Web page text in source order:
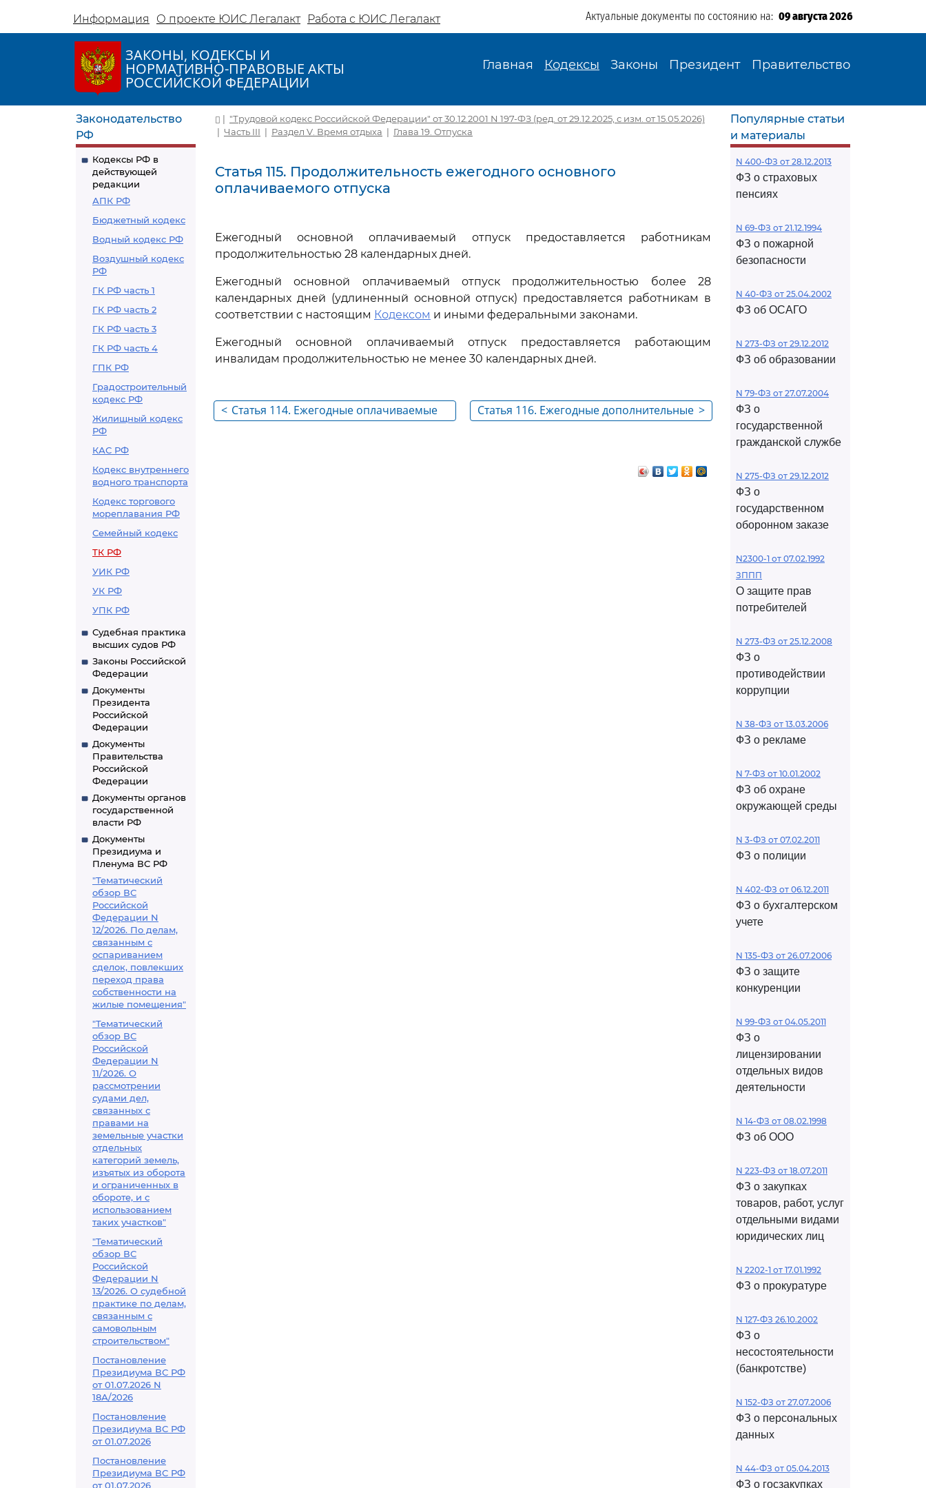
Информация О проекте ЮИС Легалакт Работа с ЮИС Легалакт Актуальные документы по состоянию на: 09 августа 2026
ЗАКОНЫ, КОДЕКСЫ И
НОРМАТИВНО-ПРАВОВЫЕ АКТЫ
РОССИЙСКОЙ ФЕДЕРАЦИИ
Главная Кодексы Законы Президент Правительство
Законодательство
РФ
Кодексы РФ в
действующей
редакции
АПК РФ
Бюджетный кодекс
Водный кодекс РФ
Воздушный кодекс
РФ
ГК РФ часть 1
ГК РФ часть 2
ГК РФ часть 3
ГК РФ часть 4
ГПК РФ
Градостроительный
кодекс РФ
Жилищный кодекс
РФ
КАС РФ
Кодекс внутреннего
водного транспорта
Кодекс торгового
мореплавания РФ
Семейный кодекс
ТК РФ
УИК РФ
УК РФ
УПК РФ
Судебная практика
высших судов РФ
Законы Российской
Федерации
Документы
Президента
Российской
Федерации
Документы
Правительства
Российской
Федерации
Документы органов
государственной
власти РФ
Документы
Президиума и
Пленума ВС РФ
"Тематический
обзор ВС
Российской
Федерации N
12/2026. По делам,
связанным с
оспариванием
сделок, повлекших
переход права
собственности на
жилые помещения"
"Тематический
обзор ВС
Российской
Федерации N
11/2026. О
рассмотрении
судами дел,
связанных с
правами на
земельные участки
отдельных
категорий земель,
изъятых из оборота
и ограниченных в
обороте, и с
использованием
таких участков"
"Тематический
обзор ВС
Российской
Федерации N
13/2026. О судебной
практике по делам,
связанным с
самовольным
строительством"
Постановление
Президиума ВС РФ
от 01.07.2026 N
18А/2026
Постановление
Президиума ВС РФ
от 01.07.2026
Постановление
Президиума ВС РФ
от 01.07.2026
| "Трудовой кодекс Российской Федерации" от 30.12.2001 N 197-ФЗ (ред. от 29.12.2025, с изм. от 15.05.2026)
| Часть III | Раздел V. Время отдыха | Глава 19. Отпуска
Статья 115. Продолжительность ежегодного основного
оплачиваемого отпуска
Ежегодный основной оплачиваемый отпуск предоставляется работникам
продолжительностью 28 календарных дней.
Ежегодный основной оплачиваемый отпуск продолжительностью более 28
календарных дней (удлиненный основной отпуск) предоставляется работникам в
соответствии с настоящим Кодексом и иными федеральными законами.
Ежегодный основной оплачиваемый отпуск предоставляется работающим
инвалидам продолжительностью не менее 30 календарных дней.
< Статья 114. Ежегодные оплачиваемые
>
Статья 116. Ежегодные дополнительные
Популярные статьи
и материалы
N 400-ФЗ от 28.12.2013
ФЗ о страховых
пенсиях
N 69-ФЗ от 21.12.1994
ФЗ о пожарной
безопасности
N 40-ФЗ от 25.04.2002
ФЗ об ОСАГО
N 273-ФЗ от 29.12.2012
ФЗ об образовании
N 79-ФЗ от 27.07.2004
ФЗ о
государственной
гражданской службе
N 275-ФЗ от 29.12.2012
ФЗ о
государственном
оборонном заказе
N2300-1 от 07.02.1992
ЗППП
О защите прав
потребителей
N 273-ФЗ от 25.12.2008
ФЗ о
противодействии
коррупции
N 38-ФЗ от 13.03.2006
ФЗ о рекламе
N 7-ФЗ от 10.01.2002
ФЗ об охране
окружающей среды
N 3-ФЗ от 07.02.2011
ФЗ о полиции
N 402-ФЗ от 06.12.2011
ФЗ о бухгалтерском
учете
N 135-ФЗ от 26.07.2006
ФЗ о защите
конкуренции
N 99-ФЗ от 04.05.2011
ФЗ о
лицензировании
отдельных видов
деятельности
N 14-ФЗ от 08.02.1998
ФЗ об ООО
N 223-ФЗ от 18.07.2011
ФЗ о закупках
товаров, работ, услуг
отдельными видами
юридических лиц
N 2202-1 от 17.01.1992
ФЗ о прокуратуре
N 127-ФЗ 26.10.2002
ФЗ о
несостоятельности
(банкротстве)
N 152-ФЗ от 27.07.2006
ФЗ о персональных
данных
N 44-ФЗ от 05.04.2013
ФЗ о госзакупках